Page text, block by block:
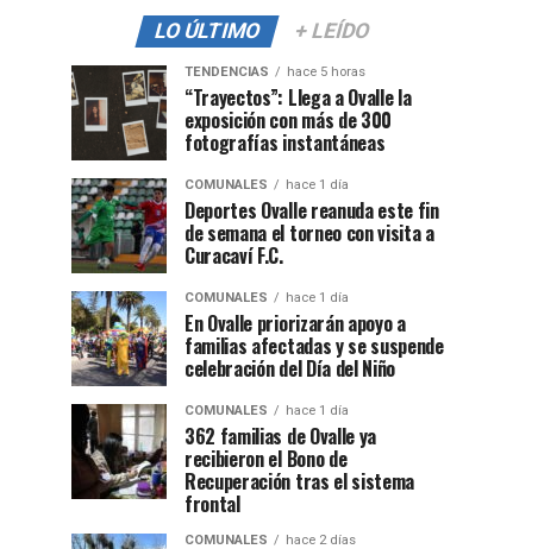
LO ÚLTIMO + LEÍDO
TENDENCIAS hace 5 horas
“Trayectos”: Llega a Ovalle la
exposición con más de 300
fotografías instantáneas
COMUNALES hace 1 día
Deportes Ovalle reanuda este fin
de semana el torneo con visita a
Curacaví F.C.
COMUNALES hace 1 día
En Ovalle priorizarán apoyo a
familias afectadas y se suspende
celebración del Día del Niño
COMUNALES hace 1 día
362 familias de Ovalle ya
recibieron el Bono de
Recuperación tras el sistema
frontal
COMUNALES hace 2 días